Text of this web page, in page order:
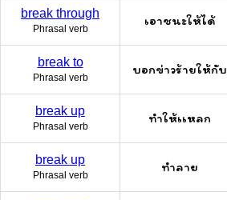
break through
Phrasal verb
เอาชนะให้ได้
break to
Phrasal verb
บอกข่าวร้ายให้กับ
break up
Phrasal verb
ทำให้เเหลก
break up
Phrasal verb
ทำลาย